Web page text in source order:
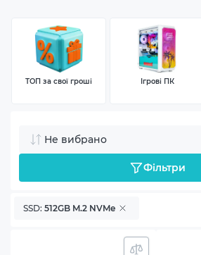
ТОП за свої гроші Ігрові ПК
Не вибрано
Фільтри
SSD: 512GB M.2 NVMe